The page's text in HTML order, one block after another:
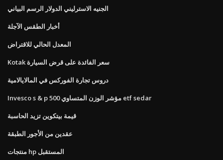
الجنيه الاسترليني الدولار الرسم البياني
أخبار الطقس الآجلة
المعدل الحالي للاقتراض
Kotak سعر الفائدة على قرض السيارة
دروس تجارة الفوركس في المالايالامية
Invesco s & p 500 مؤشر الوزن المتساوي etf sedar
قيمة بيتكوين تزيد الحاسبة
عقدين من الأجور الطبقة
منتجات hp المستقبل